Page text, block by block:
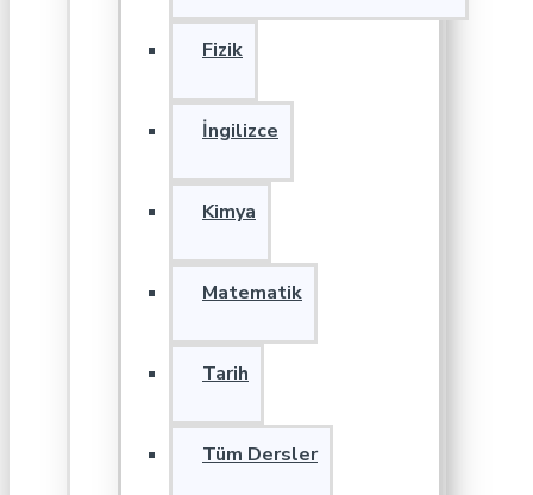
Fizik
İngilizce
Kimya
Matematik
Tarih
Tüm Dersler